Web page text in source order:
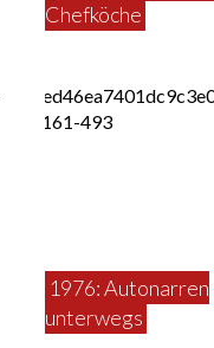
Chefköche
1976: Autonarren
unterwegs